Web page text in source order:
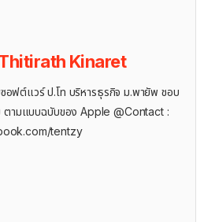
Kinaret
อฟต์แวร์ ป.โท บริหารธุรกิจ ม.พายัพ ชอบ
ตามแบบฉบับของ Apple @Contact :
tentzy